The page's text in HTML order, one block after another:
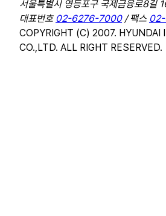
서울특별시 영등포구 국제금융로8길
대표번호 02-6276-7000/ 팩스
COPYRIGHT (C) 2007.
CO.,LTD. ALL RIGHT RESERVED.